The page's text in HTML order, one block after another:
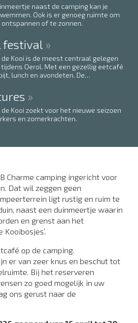
naast de camping kan je
Ook is er genoeg ruimte om
of te zonnen.
festival
de Kooi is de meest centraal gelegen
Oerol. Met een gezellig eetcafé
lunch en avondeten. De
in Midsland zijn circa 10 min. fietsen.
de Kooi zoekt voor het nieuwe seizoen
en zomerkrachten.
Charme camping ingericht voor
Dat wil zeggen geen
ligt rustig en ruim te
naast een duinmeertje waarin
en grenst aan het
Kooibosjes’.
op de camping.
er van zeer knus en beschut tot
Bij het reserveren
zo goed mogelijk in uw
ons gerust naar de